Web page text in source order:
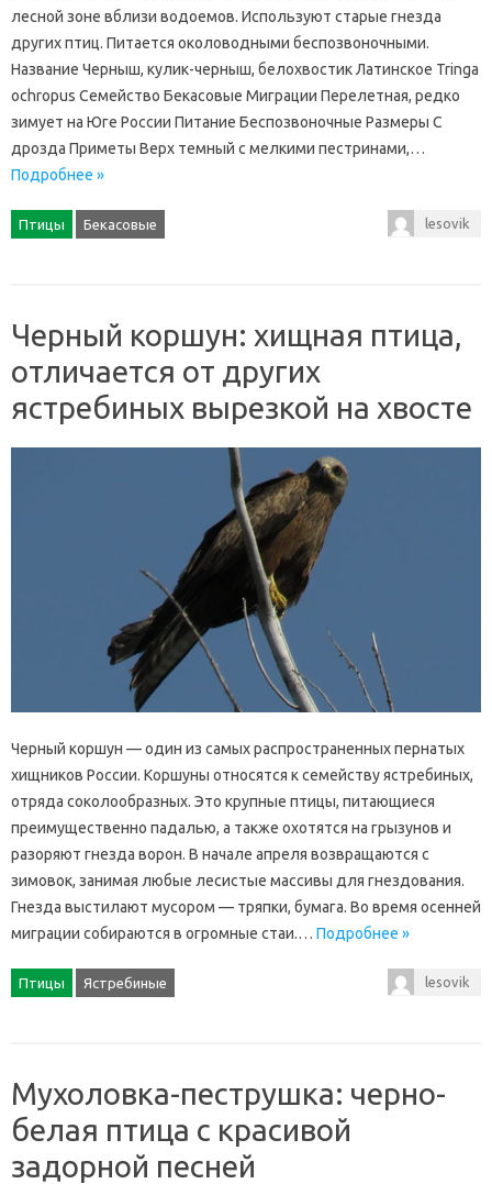
лесной зоне вблизи водоемов. Используют старые гнезда
других птиц. Питается околоводными беспозвоночными.
Название Черныш, кулик-черныш, белохвостик Латинское Tringa
ochropus Семейство Бекасовые Миграции Перелетная, редко
зимует на Юге России Питание Беспозвоночные Размеры С
дрозда Приметы Верх темный с мелкими пестринами,…
Подробнее »
Птицы Бекасовые lesovik
Черный коршун: хищная птица,
отличается от других
ястребиных вырезкой на хвосте
Черный коршун — один из самых распространенных пернатых
хищников России. Коршуны относятся к семейству ястребиных,
отряда соколообразных. Это крупные птицы, питающиеся
преимущественно падалью, а также охотятся на грызунов и
разоряют гнезда ворон. В начале апреля возвращаются с
зимовок, занимая любые лесистые массивы для гнездования.
Гнезда выстилают мусором — тряпки, бумага. Во время осенней
миграции собираются в огромные стаи.… Подробнее »
Птицы Ястребиные lesovik
Мухоловка-пеструшка: черно-
белая птица с красивой
задорной песней